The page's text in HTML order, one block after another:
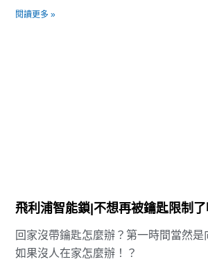
閱讀更多 »
飛利浦智能鎖|不想再被鑰匙限制了
回家沒帶鑰匙怎麼辦？第一時間當然是
如果沒人在家怎麼辦！？